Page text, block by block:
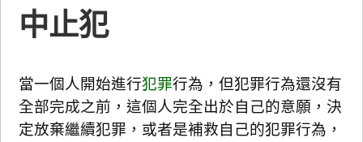
中止犯
當一個人開始進行犯罪行為，但犯罪行為還沒有
全部完成之前，這個人完全出於自己的意願，決
定放棄繼續犯罪，或者是補救自己的犯罪行為，